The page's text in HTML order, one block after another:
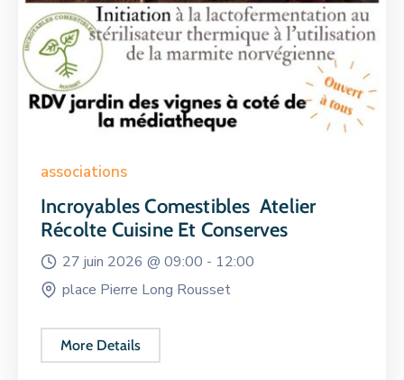
associations
Incroyables Comestibles Atelier
Récolte Cuisine Et Conserves
27 juin 2026 @ 09:00 - 12:00
place Pierre Long Rousset
More Details